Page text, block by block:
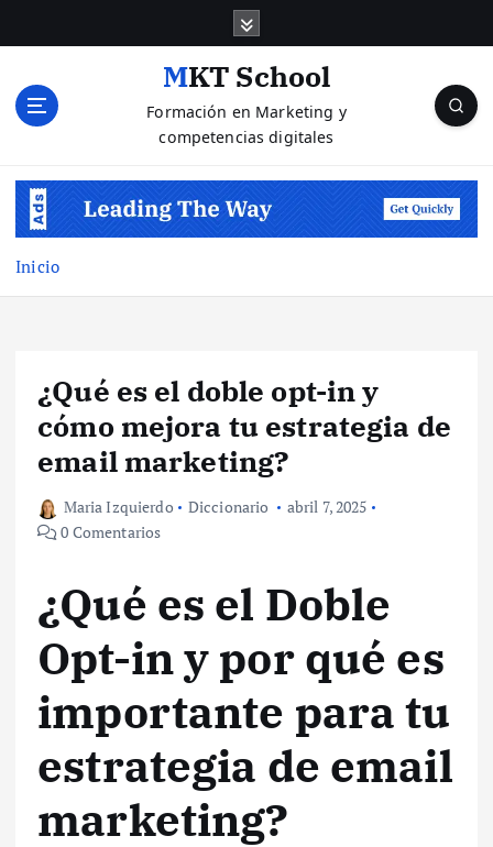
MKT School
Formación en Marketing y
competencias digitales
Inicio
¿Qué es el doble opt-in y
cómo mejora tu estrategia de
email marketing?
Maria Izquierdo Diccionario
abril 7, 2025
0 Comentarios
¿Qué es el Doble
Opt-in y por qué es
importante para tu
estrategia de email
marketing?